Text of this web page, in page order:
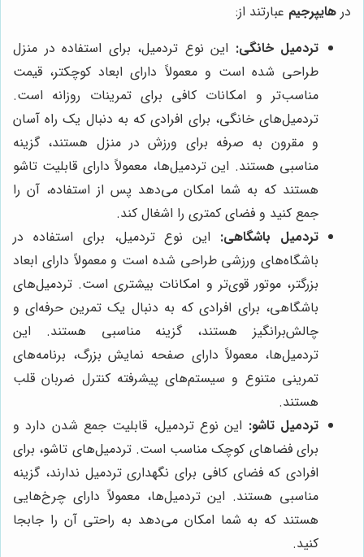
در هایپرجیم عبارتند از:
تردمیل خانگی: این نوع تردمیل، برای استفاده در منزل
طراحی شده است و معمولاً دارای ابعاد کوچکتر، قیمت
مناسب‌تر و امکانات کافی برای تمرینات روزانه است.
تردمیل‌های خانگی، برای افرادی که به دنبال یک راه آسان
و مقرون به صرفه برای ورزش در منزل هستند، گزینه
مناسبی هستند. این تردمیل‌ها، معمولاً دارای قابلیت تاشو
هستند که به شما امکان می‌دهد پس از استفاده، آن را
جمع کنید و فضای کمتری را اشغال کند.
تردمیل باشگاهی: این نوع تردمیل، برای استفاده در
باشگاه‌های ورزشی طراحی شده است و معمولاً دارای ابعاد
بزرگتر، موتور قوی‌تر و امکانات بیشتری است. تردمیل‌های
باشگاهی، برای افرادی که به دنبال یک تمرین حرفه‌ای و
چالش‌برانگیز هستند، گزینه مناسبی هستند. این
تردمیل‌ها، معمولاً دارای صفحه نمایش بزرگ، برنامه‌های
تمرینی متنوع و سیستم‌های پیشرفته کنترل ضربان قلب
هستند.
تردمیل تاشو: این نوع تردمیل، قابلیت جمع شدن دارد و
برای فضاهای کوچک مناسب است. تردمیل‌های تاشو، برای
افرادی که فضای کافی برای نگهداری تردمیل ندارند، گزینه
مناسبی هستند. این تردمیل‌ها، معمولاً دارای چرخ‌هایی
هستند که به شما امکان می‌دهد به راحتی آن را جابجا
کنید.